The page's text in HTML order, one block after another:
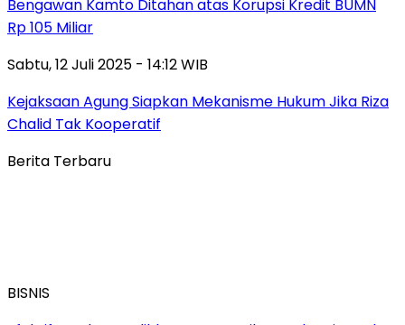
Bengawan Kamto Ditahan atas Korupsi Kredit BUMN
Rp 105 Miliar
Sabtu, 12 Juli 2025 - 14:12 WIB
Kejaksaan Agung Siapkan Mekanisme Hukum Jika Riza
Chalid Tak Kooperatif
Berita Terbaru
BISNIS